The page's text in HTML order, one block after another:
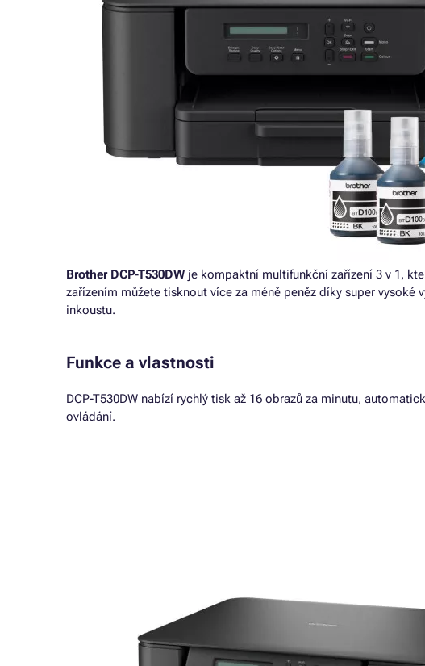
Brother DCP-T530DW je kompaktní multifunkční zařízení 3 v 1,
zařízením můžete tisknout více za méně peněz díky super
inkoustu.
Funkce a vlastnosti
DCP-T530DW nabízí rychlý tisk až 16 obrazů za minutu,
ovládání.